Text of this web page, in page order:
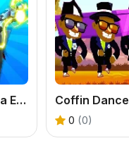
Kaiju Run Dzilla Enemies Coffin Dance
0 (0)